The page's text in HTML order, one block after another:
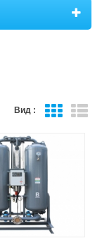
Вид :